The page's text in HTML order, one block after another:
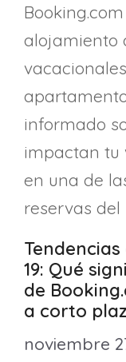
alojamiento
informado
impactan tu
en una de
reservas del
Tendencias
19: Qué
de
a corto
noviembre